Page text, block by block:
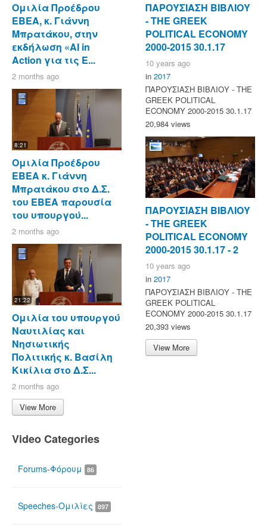
Ομιλία Προέδρου
ΕΒΕΑ, κ. Γιάννη
Μπρατάκου, στην
εκδήλωση «AI in
Action για τις Ε...
2 months ago
8:21
Ομιλία Προέδρου
ΕΒΕΑ κ. Γιάννη
Μπρατάκου στο Δ.Σ.
του ΕΒΕΑ παρουσία
του υπουργού...
2 months ago
21:22
Ομιλία του υπουργού
Ναυτιλίας και
Νησιωτικής
Πολιτικής κ. Βασίλη
Κικίλια στο Δ.Σ...
2 months ago
View More
Video Categories
Forums-Φόρουμ 86
Speeches-Ομιλίες 897
ΠΑΡΟΥΣΙΑΣΗ ΒΙΒΛΙΟΥ
- ΤΗΕ GREEK
POLITICAL ECONOMY
2000-2015 30.1.17
10 years ago
in 2017
ΠΑΡΟΥΣΙΑΣΗ ΒΙΒΛΙΟΥ - ΤΗΕ
GREEK POLITICAL
ECONOMY 2000-2015 30.1.17
20,984 views
ΠΑΡΟΥΣΙΑΣΗ ΒΙΒΛΙΟΥ
- ΤΗΕ GREEK
POLITICAL ECONOMY
2000-2015 30.1.17 - 2
10 years ago
in 2017
ΠΑΡΟΥΣΙΑΣΗ ΒΙΒΛΙΟΥ - ΤΗΕ
GREEK POLITICAL
ECONOMY 2000-2015 30.1.17
20,393 views
View More